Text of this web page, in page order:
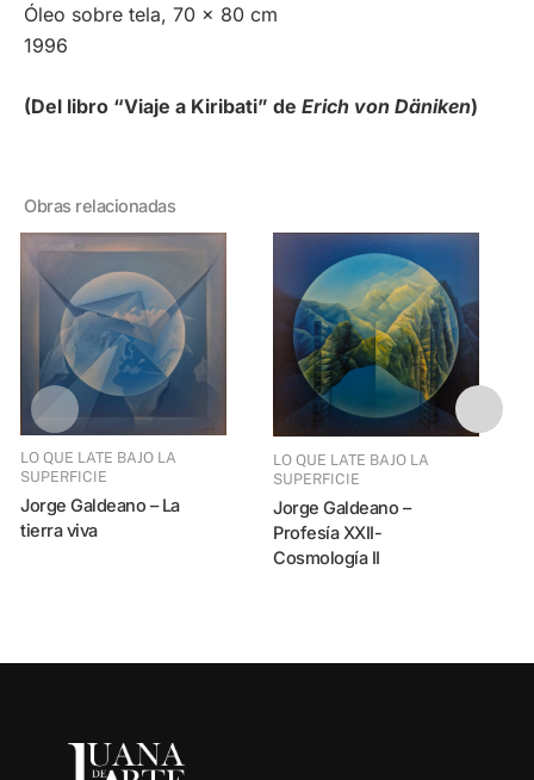
Óleo sobre tela, 70 x 80 cm
1996
(Del libro “Viaje a Kiribati” de Erich von Däniken)
Obras relacionadas
LO QUE LATE BAJO LA
SUPERFICIE
Jorge Galdeano – La
tierra viva
LO QUE LATE BAJO LA
SUPERFICIE
Jorge Galdeano –
Profesía XXII-
Cosmología II